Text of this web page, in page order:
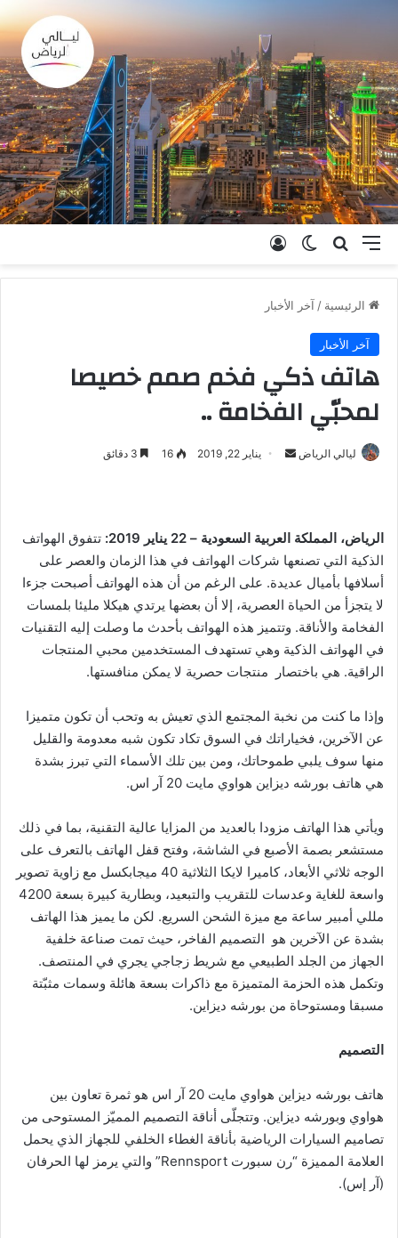
القائمة بحث عنالوضع المظلم
الرئيسية / آخر الأخبار
آخر الأخبار
هاتف ذكي فخم صمم خصيصا
لمحبّي الفخامة ..
ليالي الرياض
ب
ر
د
ا
ل
ر
و
يناير 22, 2019 16
الرياض، المملكة العربية السعودية – 22 يناير 2019:
تتفوق الهواتف
الذكية التي تصنعها شركات الهواتف في هذا الزمان والعصر على
أسلافها بأميال عديدة. على الرغم من أن هذه الهواتف أصبحت جزءا
لا يتجزأ من الحياة العصرية، إلا أن بعضها يرتدي هيكلا مليئا بلمسات
الفخامة والأناقة. وتتميز هذه الهواتف بأحدث ما وصلت إليه التقنيات
في الهواتف الذكية وهي تستهدف المستخدمين محبي المنتجات
الراقية. هي باختصار منتجات حصرية لا يمكن منافستها.
وإذا ما كنت من نخبة المجتمع الذي تعيش به وتحب أن تكون متميزا
عن الآخرين، فخياراتك في السوق تكاد تكون شبه معدومة والقليل
منها سوف يلبي طموحاتك، ومن بين تلك الأسماء التي تبرز بشدة
هي هاتف بورشه ديزاين هواوي مايت 20 آر اس.
ويأتي هذا الهاتف مزودا بالعديد من المزايا عالية التقنية، بما في ذلك
مستشعر بصمة الأصبع في الشاشة، وفتح قفل الهاتف بالتعرف على
الوجه ثلاثي الأبعاد، كاميرا لايكا الثلاثية 40 ميجابكسل مع زاوية تصوير
واسعة للغاية وعدسات للتقريب والتبعيد، وبطارية كبيرة بسعة 4200
مللي أمبير ساعة مع ميزة الشحن السريع. لكن ما يميز هذا الهاتف
بشدة عن الآخرين هو التصميم الفاخر، حيث تمت صناعة خلفية
الجهاز من الجلد الطبيعي مع شريط زجاجي يجري في المنتصف.
وتكمل هذه الحزمة المتميزة مع ذاكرات بسعة هائلة وسمات مثبّتة
مسبقا ومستوحاة من بورشه ديزاين.
التصميم
هاتف بورشه ديزاين هواوي مايت 20 آر اس هو ثمرة تعاون بين
هواوي وبورشه ديزاين. وتتجلّى أناقة التصميم المميّز المستوحى من
تصاميم السيارات الرياضية بأناقة الغطاء الخلفي للجهاز الذي يحمل
العلامة المميزة “رن سبورت Rennsport” والتي يرمز لها الحرفان
(آر إس).